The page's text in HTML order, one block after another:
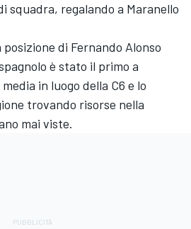
squadra, regalando a Maranello
di Fernando Alonso
è stato il primo a
in luogo della C6 e lo
trovando risorse nella
mai viste.